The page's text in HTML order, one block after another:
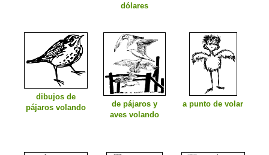
dólares
dibujos de
pájaros volando
de pájaros y
aves volando
a punto de volar